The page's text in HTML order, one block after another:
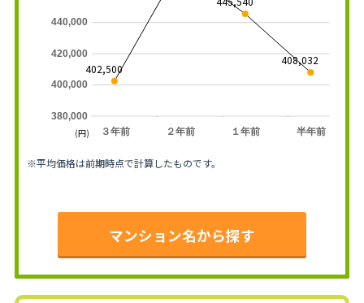
３年前 ２年前 １年前 半年前
380,000
400,000
420,000
440,000
402,500
408,032
(円)
※平均価格は前期時点で計算したものです。
マンション名から探す